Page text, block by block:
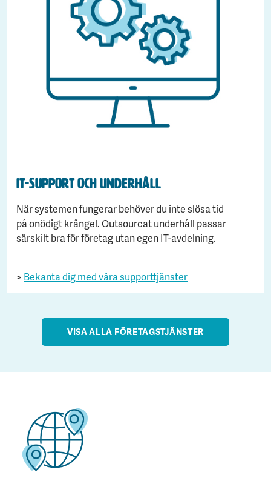
IT-support och underhåll
När systemen fungerar behöver du inte slösa tid
på onödigt krångel. Outsourcat underhåll passar
särskilt bra för företag utan egen IT-avdelning.
> Bekanta dig med våra supporttjänster
VISA ALLA FÖRETAGSTJÄNSTER